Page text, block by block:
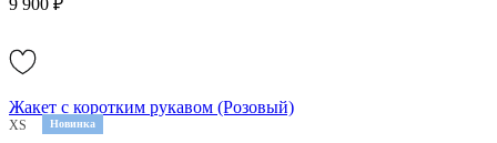
9 900 ₽
Новинка
Жакет с коротким рукавом (Розовый)
XS S M